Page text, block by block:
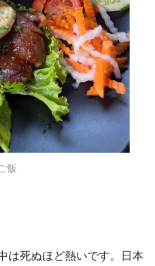
飯
は死ぬほど熱いです。日本